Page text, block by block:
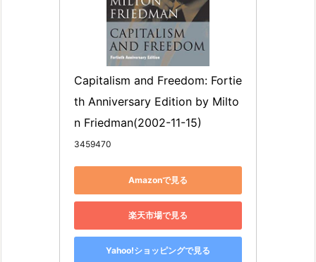
Capitalism and Freedom: Fortie
th Anniversary Edition by Milto
n Friedman(2002-11-15)
3459470
Amazonで見る
楽天市場で見る
Yahoo!ショッピングで見る